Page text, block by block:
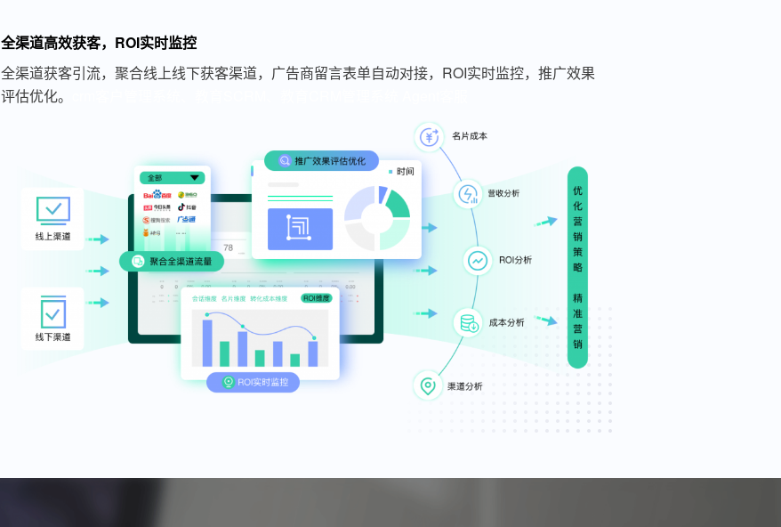
全渠道高效获客，ROI实时监控
全渠道获客引流，聚合线上线下获客渠道，广告商留言表单自动对接，ROI实时监控，推广效果
评估优化。